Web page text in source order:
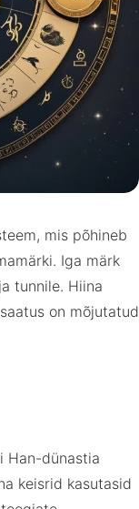
mis põhineb
Iga märk
tunnile. Hiina
on mõjutatud
Han-dünastia
keisrid kasutasid